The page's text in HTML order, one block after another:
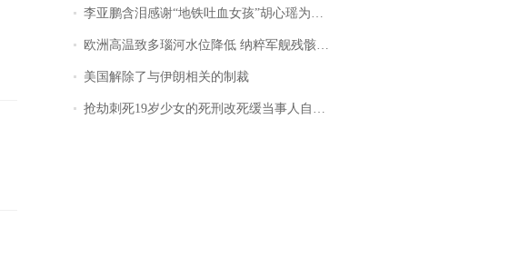
李亚鹏含泪感谢“地铁吐血女孩”胡心瑶为嫣然天使捐99999元：这份捐赠太沉重，尊重其捐赠意愿，个人向胡心瑶和她的病友之家各捐赠99999元
欧洲高温致多瑙河水位降低 纳粹军舰残骸重见天日
美国解除了与伊朗相关的制裁
抢劫刺死19岁少女的死刑改死缓当事人自述：出狱11年间始终刻意躲避被害人家属